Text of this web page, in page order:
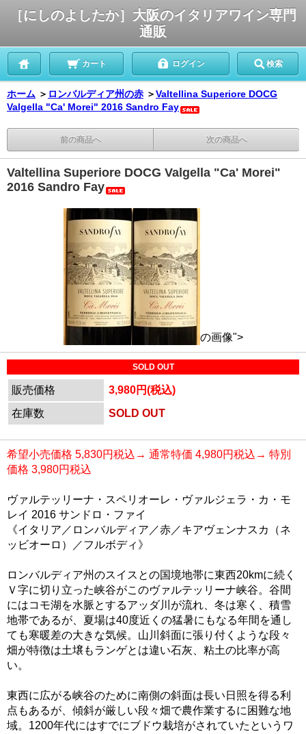
［にしのよしたか］大阪のイタリアワイン専門
通販
カート ログイン 検索
ホーム ＞ ロンバルディア州の赤 ＞Valtellina Superiore DOCG
Valgella "Ca' Morei" 2016 Sandro Fay
前の商品へ 次の商品へ
Valtellina Superiore DOCG Valgella "Ca' Morei"
2016 Sandro Fay
の画像">
SOLD OUT
販売価格
3,980円(税込)
在庫数
SOLD OUT
希望小売価格 5,830円税込→ 通常特価 4,980円税込→ 特別
価格 3,980円税込
ヴァルテッリーナ・スペリオーレ・ヴァルジェラ・カ・モ
レイ 2016 サンドロ・ファイ
《イタリア／ロンバルディア／赤／キアヴェンナスカ（ネ
ッビオーロ）／フルボディ》
ロンバルディア州のスイスとの国境地帯に東西20kmに続く
Ｖ字に切り立った峡谷がこのヴァルテッリーナ峡谷。谷間
にはコモ湖を水脈とするアッダ川が流れ、冬は寒く、積雪
地帯であるが、夏場は40度近くの猛暑にもなる年間を通し
ても寒暖差の大きな気候。山川斜面に張り付くような段々
畑が特徴は土壌もランゲとは違い石灰、粘土の比率が高
い。
東西に広がる峡谷のために南側の斜面は長い日照を得る利
点もあるが、傾斜が厳しい段々畑で農作業するに困難な地
域。1200年代にはすでにブドウ栽培がされていたというワ